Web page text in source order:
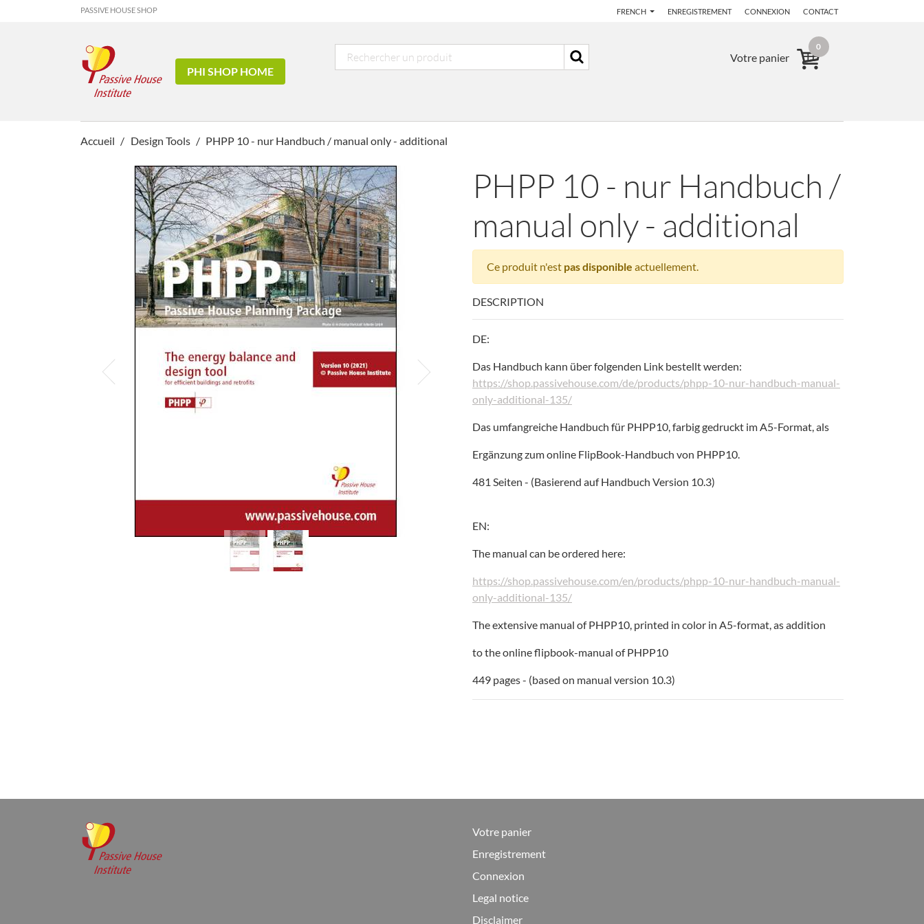
PASSIVE HOUSE SHOP FRENCH ENREGISTREMENT CONNEXION CONTACT
PHI SHOP HOME
Votre panier
0
Accueil Design Tools PHPP 10 - nur Handbuch / manual only - additional
PHPP 10 - nur Handbuch /
manual only - additional
Ce produit n'est pas disponible actuellement.
DESCRIPTION
DE:
Das Handbuch kann über folgenden Link bestellt werden:
https://shop.passivehouse.com/de/products/phpp-10-nur-handbuch-manual-
only-additional-135/
Das umfangreiche Handbuch für PHPP10, farbig gedruckt im A5-Format, als
Ergänzung zum online FlipBook-Handbuch von PHPP10.
481 Seiten - (Basierend auf Handbuch Version 10.3)
EN:
The manual can be ordered here:
https://shop.passivehouse.com/en/products/phpp-10-nur-handbuch-manual-
only-additional-135/
The extensive manual of PHPP10, printed in color in A5-format, as addition
to the online flipbook-manual of PHPP10
449 pages - (based on manual version 10.3)
Votre panier
Enregistrement
Connexion
Legal notice
Disclaimer